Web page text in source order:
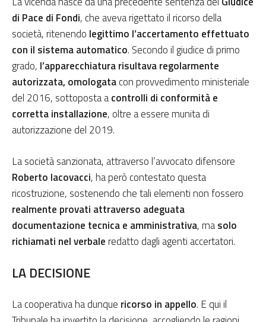
di Pace di Fondi, che aveva rigettato il ricorso della
società, ritenendo legittimo l’accertamento effettuato
con il sistema automatico. Secondo il giudice di primo
grado, l’apparecchiatura risultava regolarmente
autorizzata, omologatacon provvedimento ministeriale
del 2016, sottoposta acontrolli di conformità e
corretta installazione, oltre a essere munita di
autorizzazione del 2019.
La società sanzionata, attraverso l’avvocato difensore
Roberto Iacovacci, ha però contestato questa
ricostruzione, sostenendo che tali elementi non fossero
realmente provati attraverso adeguata
documentazione tecnica e amministrativa, masolo
richiamati nel verbaleredatto dagli agenti accertatori.
LA DECISIONE
La cooperativa ha dunque ricorso in appello. E qui il